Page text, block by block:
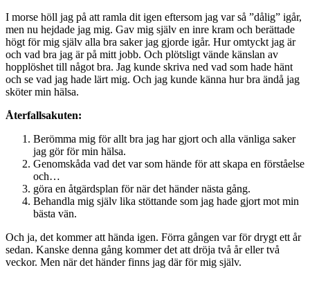
I morse höll jag på att ramla dit igen eftersom jag var så ”dålig” igår,
men nu hejdade jag mig. Gav mig själv en inre kram och berättade
högt för mig själv alla bra saker jag gjorde igår. Hur omtyckt jag är
och vad bra jag är på mitt jobb. Och plötsligt vände känslan av
hopplöshet till något bra. Jag kunde skriva ned vad som hade hänt
och se vad jag hade lärt mig. Och jag kunde känna hur bra ändå jag
sköter min hälsa.
Återfallsakuten:
Berömma mig för allt bra jag har gjort och alla vänliga saker
jag gör för min hälsa.
Genomskåda vad det var som hände för att skapa en förståelse
och…
göra en åtgärdsplan för när det händer nästa gång.
Behandla mig själv lika stöttande som jag hade gjort mot min
bästa vän.
Och ja, det kommer att hända igen. Förra gången var för drygt ett år
sedan. Kanske denna gång kommer det att dröja två år eller två
veckor. Men när det händer finns jag där för mig själv.